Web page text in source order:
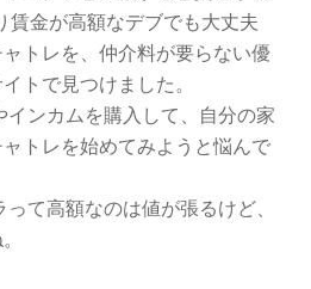
賃金が高額なデブでも大丈夫
トレを、仲介料が要らない優
トで見つけました。
インカムを購入して、自分の家
トレを始めてみようと悩んで
て高額なのは値が張るけど、